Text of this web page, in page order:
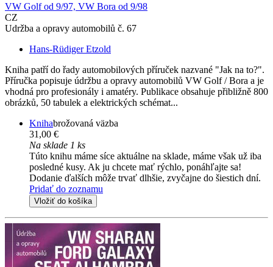
VW Golf od 9/97, VW Bora od 9/98
CZ
Udržba a opravy automobilů č. 67
Hans-Rüdiger Etzold
Kniha patří do řady automobilových příruček nazvané "Jak na to?".
Příručka popisuje údržbu a opravy automobilů VW Golf / Bora a je
vhodná pro profesionály i amatéry. Publikace obsahuje přibližně 800
obrázků, 50 tabulek a elektrických schémat...
Knihabrožovaná väzba
31,00 €
Na sklade 1 ks
Túto knihu máme síce aktuálne na sklade, máme však už iba
posledné kusy. Ak ju chcete mať rýchlo, ponáhľajte sa!
Dodanie ďalších môže trvať dlhšie, zvyčajne do šiestich dní.
Pridať do zoznamu
Vložiť do košíka